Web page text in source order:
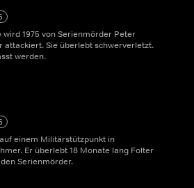
wird 1975 von Serienmörder Peter
attackiert. Sie überlebt schwerverletzt.
werden.
einem Militärstützpunkt in
Er überlebt 18 Monate lang Folter
Serienmörder.